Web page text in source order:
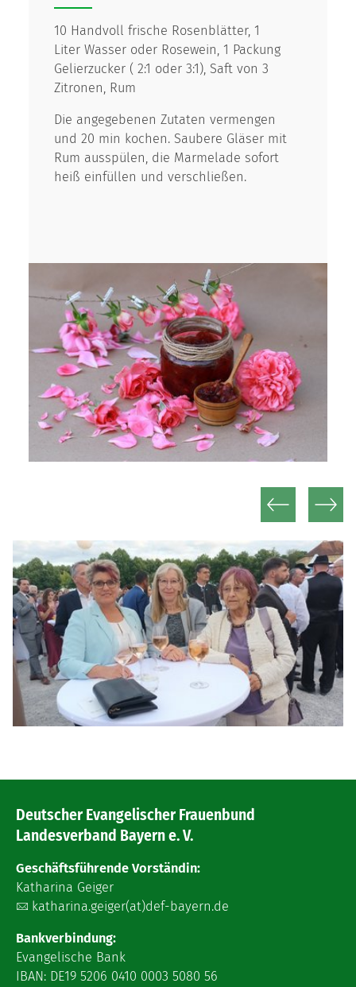
10 Handvoll frische Rosenblätter, 1
Liter Wasser oder Rosewein, 1 Packung
Gelierzucker ( 2:1 oder 3:1), Saft von 3
Zitronen, Rum
Die angegebenen Zutaten vermengen
und 20 min kochen. Saubere Gläser mit
Rum ausspülen, die Marmelade sofort
heiß einfüllen und verschließen.
Deutscher Evangelischer Frauenbund
Landesverband Bayern e. V.
Geschäftsführende Vorständin:
Katharina Geiger
katharina.geiger(at)def-bayern.de
Bankverbindung:
Evangelische Bank
IBAN: DE19 5206 0410 0003 5080 56